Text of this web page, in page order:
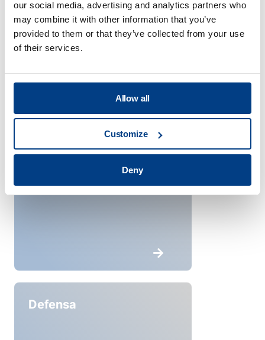
our social media, advertising and analytics partners who
may combine it with other information that you’ve
provided to them or that they’ve collected from your use
of their services.
Allow all
Customize
Deny
Industria
Defensa